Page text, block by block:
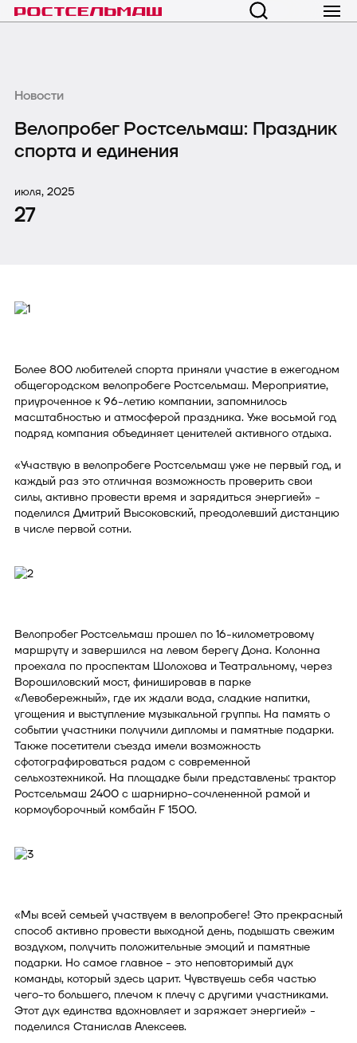
Новости
Велопробег Ростсельмаш: Праздник
спорта и единения
июля, 2025
27
Более 800 любителей спорта приняли участие в ежегодном
общегородском велопробеге Ростсельмаш. Мероприятие,
приуроченное к 96-летию компании, запомнилось
масштабностью и атмосферой праздника. Уже восьмой год
подряд компания объединяет ценителей активного отдыха.
«Участвую в велопробеге Ростсельмаш уже не первый год, и
каждый раз это отличная возможность проверить свои
силы, активно провести время и зарядиться энергией» -
поделился Дмитрий Высоковский, преодолевший дистанцию
в числе первой сотни.
Велопробег Ростсельмаш прошел по 16-километровому
маршруту и завершился на левом берегу Дона. Колонна
проехала по проспектам Шолохова и Театральному, через
Ворошиловский мост, финишировав в парке
«Левобережный», где их ждали вода, сладкие напитки,
угощения и выступление музыкальной группы. На память о
событии участники получили дипломы и памятные подарки.
Также посетители съезда имели возможность
сфотографироваться радом с современной
сельхозтехникой. На площадке были представлены: трактор
Ростсельмаш 2400 с шарнирно-сочлененной рамой и
кормоуборочный комбайн F 1500.
«Мы всей семьей участвуем в велопробеге! Это прекрасный
способ активно провести выходной день, подышать свежим
воздухом, получить положительные эмоций и памятные
подарки. Но самое главное - это неповторимый дух
команды, который здесь царит. Чувствуешь себя частью
чего-то большего, плечом к плечу с другими участниками.
Этот дух единства вдохновляет и заряжает энергией» -
поделился Станислав Алексеев.